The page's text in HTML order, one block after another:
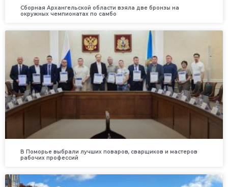
Сборная Архангельской области взяла две бронзы на
окружных чемпионатах по самбо
В Поморье выбрали лучших поваров, сварщиков и мастеров
рабочих профессий